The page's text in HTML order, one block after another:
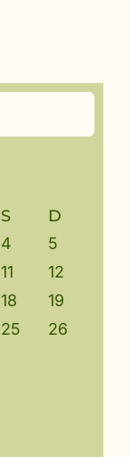
S D
4
5
11
12
18
19
25
26